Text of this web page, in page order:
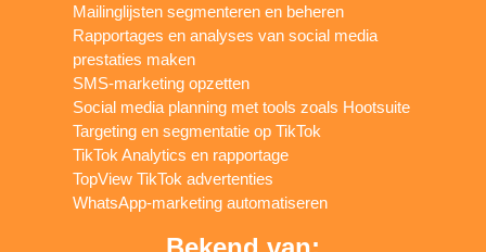
Mailinglijsten segmenteren en beheren
Rapportages en analyses van social media
prestaties maken
SMS-marketing opzetten
Social media planning met tools zoals Hootsuite
Targeting en segmentatie op TikTok
TikTok Analytics en rapportage
TopView TikTok advertenties
WhatsApp-marketing automatiseren